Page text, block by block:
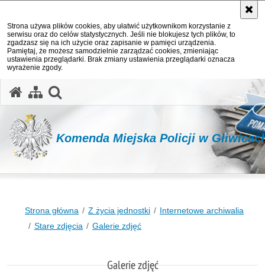
Strona używa plików cookies, aby ułatwić użytkownikom korzystanie z
serwisu oraz do celów statystycznych. Jeśli nie blokujesz tych plików, to
zgadzasz się na ich użycie oraz zapisanie w pamięci urządzenia.
Pamiętaj, że możesz samodzielnie zarządzać cookies, zmieniając
ustawienia przeglądarki. Brak zmiany ustawienia przeglądarki oznacza
wyrażenie zgody.
Komenda Miejska Policji w
Strona główna Z życia jednostki
Internetowe archiwalia
Stare zdjęcia
Galerie zdjęć
Galerie zdjęć